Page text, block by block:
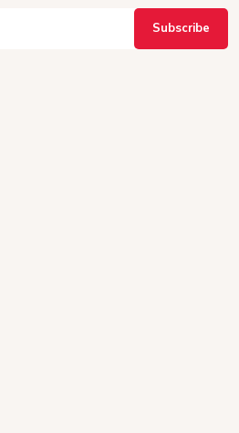
Subscribe